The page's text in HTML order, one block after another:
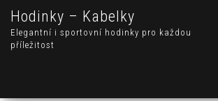
Hodinky – Kabelky
Elegantní i sportovní hodinky pro každou
příležitost